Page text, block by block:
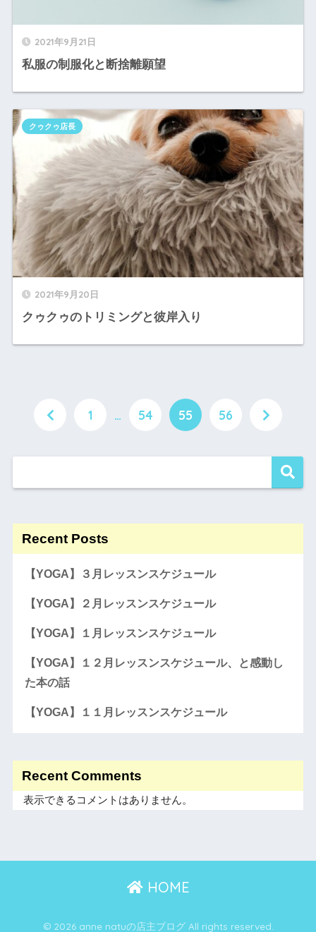
2021年9月21日
私服の制服化と断捨離願望
2021年9月20日
クゥクゥのトリミングと彼岸入り
クゥクゥ店長
1 … 54 55 56
Recent Posts
【YOGA】３月レッスンスケジュール
【YOGA】２月レッスンスケジュール
【YOGA】１月レッスンスケジュール
【YOGA】１２月レッスンスケジュール、と感動し
た本の話
【YOGA】１１月レッスンスケジュール
Recent Comments
表示できるコメントはありません。
HOME
© 2026 anne natuの店主ブログ All rights reserved.